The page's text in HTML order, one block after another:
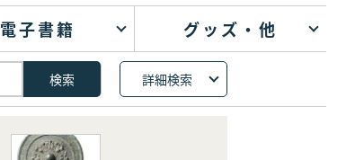
電子書籍 グッズ・他
詳細検索